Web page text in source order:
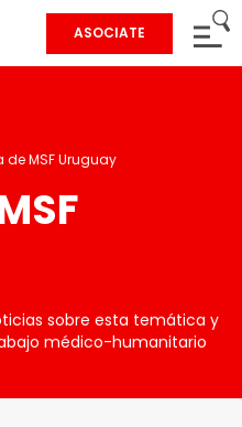
ASOCIATE
de MSF Uruguay
sobre esta temática y
médico-humanitario